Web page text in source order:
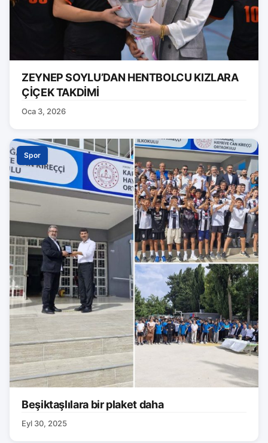
ZEYNEP SOYLU’DAN HENTBOLCU KIZLARA
ÇİÇEK TAKDİMİ
Oca 3, 2026
Spor
Beşiktaşlılara bir plaket daha
Eyl 30, 2025